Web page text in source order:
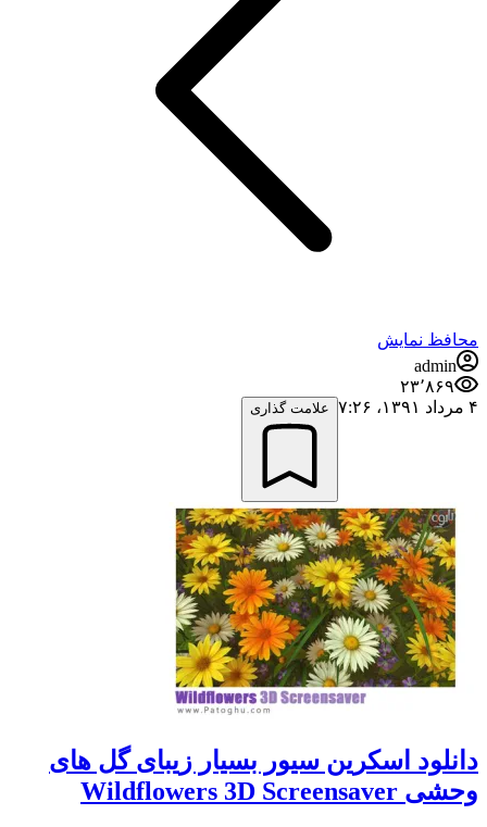
محافظ نمایش
admin
۲۳٬۸۶۹
۴ مرداد ۱۳۹۱،‏ ۷:۲۶
علامت گذاری
دانلود اسکرین سیور بسیار زیبای گل های
وحشی Wildflowers 3D Screensaver